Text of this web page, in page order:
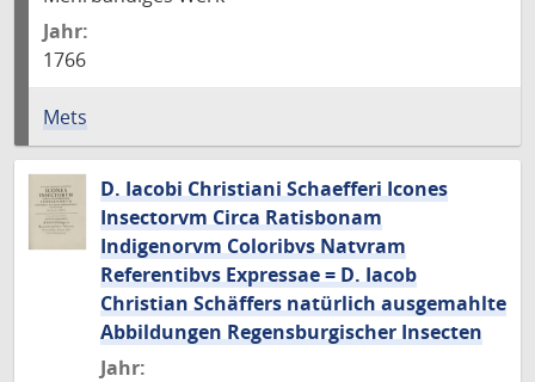
Jahr:
1766
Mets
D. Iacobi Christiani Schaefferi Icones
Insectorvm Circa Ratisbonam
Indigenorvm Coloribvs Natvram
Referentibvs Expressae = D. Iacob
Christian Schäffers natürlich ausgemahlte
Abbildungen Regensburgischer Insecten
Jahr: